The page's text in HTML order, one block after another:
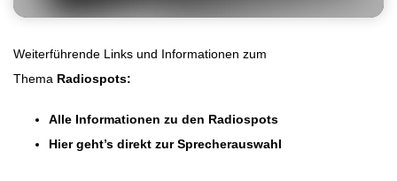
Weiterführende Links und Informationen zum
Thema Radiospots:
Alle Informationen zu den Radiospots
Hier geht’s direkt zur Sprecherauswahl